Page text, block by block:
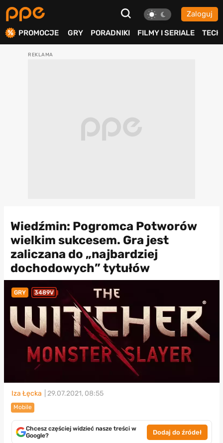
Zaloguj
PROMOCJE GRY PORADNIKI FILMY I SERIALE TECH
Wiedźmin: Pogromca Potworów
wielkim sukcesem. Gra jest
zaliczana do „najbardziej
dochodowych” tytułów
GRY 3489V
Iza Łęcka | 29.07.2021, 08:55
Mobile
Chcesz częściej widzieć nasze treści w
Google?
Dodaj do źródeł